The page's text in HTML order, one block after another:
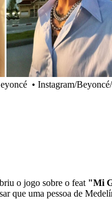
• Instagram/
o jogo sobre o feat "Mi
que uma pessoa de